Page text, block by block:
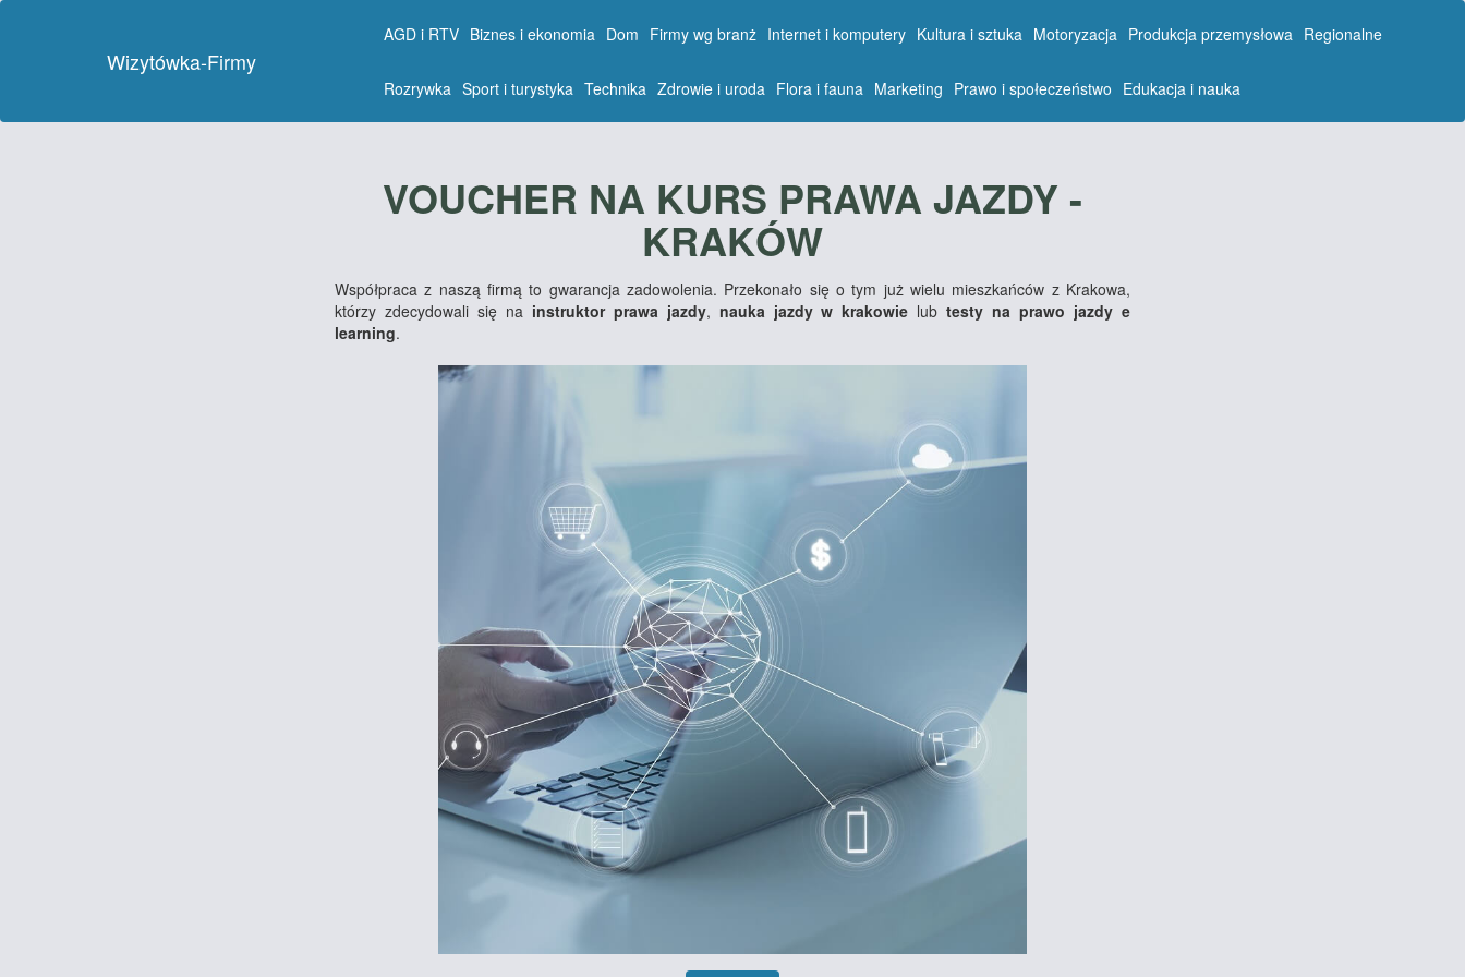
Wizytówka-Firmy
AGD i RTV Biznes i ekonomia Dom Firmy wg branż Internet i komputery Kultura i sztuka Motoryzacja Produkcja przemysłowa Regionalne
Rozrywka Sport i turystyka Technika Zdrowie i uroda Flora i fauna Marketing Prawo i społeczeństwo Edukacja i nauka
VOUCHER NA KURS PRAWA JAZDY -
KRAKÓW
Współpraca z naszą firmą to gwarancja zadowolenia. Przekonało się o tym już wielu mieszkańców z Krakowa,
którzy zdecydowali się na instruktor prawa jazdy, nauka jazdy w krakowie lubtesty na prawo jazdy e
learning.